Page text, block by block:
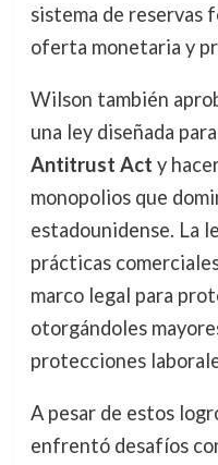
sistema de reservas
oferta monetaria y
Wilson también
una ley diseñada
Antitrust Act y
monopolios que
estadounidense. La
prácticas
marco legal para
otorgándoles
protecciones
A pesar de estos
enfrentó desafíos